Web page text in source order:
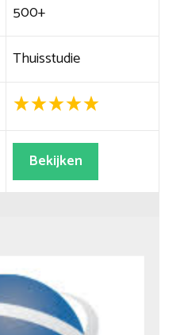
500+
Thuisstudie
Bekijken